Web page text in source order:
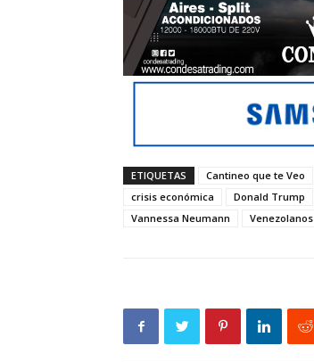
ETIQUETAS Cantineo que te Veo
crisis económica
Donald Trump
Vannessa Neumann
Venezolanos